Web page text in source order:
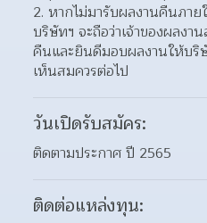
หากไม่มารับผลงานคืนภาย
บริษัทฯ จะถือว่าเจ้าของผลง
คืนและยินดีมอบผลงานให้บริ
เห็นสมควรต่อไป
วันเปิดรับสมัคร:
ติดตามประกาศ ปี 2565
ติดต่อแหล่งทุน: